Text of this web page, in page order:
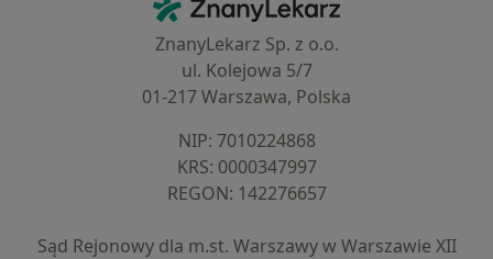
ZnanyLekarz Sp. z o.o.
ul. Kolejowa 5/7
01-217 Warszawa, Polska
NIP: ⁠7010224868
KRS: ⁠0000347997
REGON: ⁠142276657
Sąd Rejonowy dla m.st. Warszawy w Warszawie XII